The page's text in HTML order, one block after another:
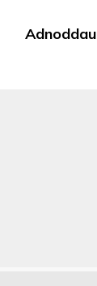
Adnoddau